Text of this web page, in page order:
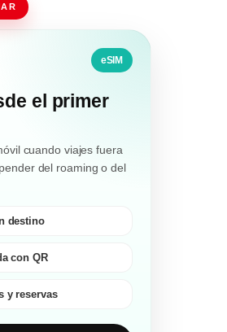
eSIM
el primer
cuando viajes fuera
del roaming o del
destino
con QR
y reservas